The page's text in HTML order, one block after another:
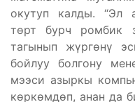
окутуп калды. “Эл
төрт бурч ромбик
тагынып жүргөнү
бойлуу болгону
мээси азыркы
көркөмдөп, анан да